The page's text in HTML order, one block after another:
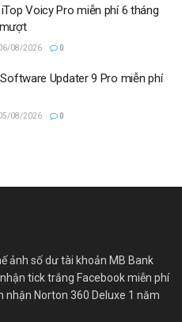
Voicy Pro miễn phí 6 tháng
08/2026 0
Updater 9 Pro miễn phí
08/2026 0
ảnh số dư tài khoản MB Bank
tick trắng Facebook miễn phí
nhận Norton 360 Deluxe 1 năm